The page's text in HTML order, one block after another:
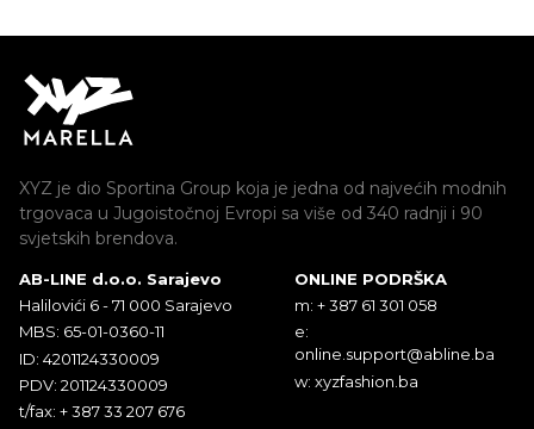
XYZ je dio Sportina Group koja je jedna od najvećih modnih
trgovaca u Jugoistočnoj Evropi sa više od 340 radnji i 90
svjetskih brendova.
AB-LINE d.o.o. Sarajevo
Halilovići 6 - 71 000 Sarajevo
MBS: 65-01-0360-11
ID: 4201124330009
PDV: 201124330009
t/fax: + 387 33 207 676
ONLINE PODRŠKA
m: + 387 61 301 058
e:
online.support@abline.ba
w: xyzfashion.ba